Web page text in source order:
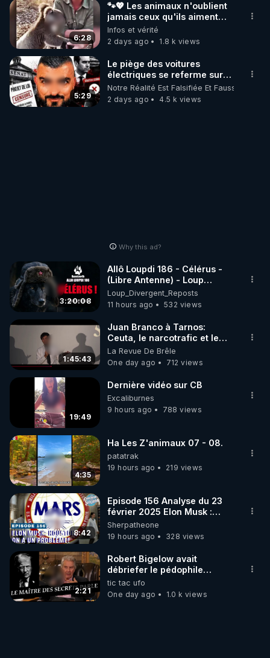
6:28
🐾💖 Les animaux n'oublient
jamais ceux qu'ils aiment…
🥹❤️
Infos et vérité
2 days ago
1.8 k views
5:29
Le piège des voitures
électriques se referme sur
les usagers !
Notre Réalité Est Falsifiée Et Fausse
2 days ago
4.5 k views
Why this ad?
3:20:08
Allô Loupdi 186 - Célérus -
(Libre Antenne) - Loup
Divergent 2026.08.06
Loup_Divergent_Reposts
11 hours ago
532 views
1:45:43
Juan Branco à Tarnos:
Ceuta, le narcotrafic et le
pouvoir en France
La Revue De Brêle
One day ago
712 views
19:49
Dernière vidéo sur CB
Excaliburnes
9 hours ago
788 views
4:35
Ha Les Z'animaux 07 - 08.
patatrak
19 hours ago
219 views
8:42
Episode 156 Analyse du 23
février 2025 Elon Musk :
Houston , on a un problème !
Sherpatheone
19 hours ago
328 views
2:21
Robert Bigelow avait
débriefer le pédophile
génocidaire de donald j
trump
tic tac ufo
One day ago
1.0 k views